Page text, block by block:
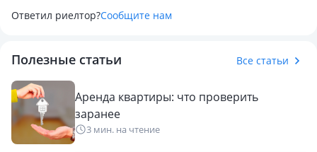
Ответил риелтор?Сообщите нам
Полезные статьи Все статьи
Аренда квартиры: что проверить
заранее
3 мин. на чтение